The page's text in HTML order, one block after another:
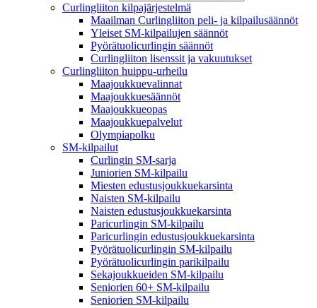
Curlingliiton kilpajärjestelmä
Maailman Curlingliiton peli- ja kilpailusäännöt
Yleiset SM-kilpailujen säännöt
Pyörätuolicurlingin säännöt
Curlingliiton lisenssit ja vakuutukset
Curlingliiton huippu-urheilu
Maajoukkuevalinnat
Maajoukkuesäännöt
Maajoukkueopas
Maajoukkuepalvelut
Olympiapolku
SM-kilpailut
Curlingin SM-sarja
Juniorien SM-kilpailu
Miesten edustusjoukkuekarsinta
Naisten SM-kilpailu
Naisten edustusjoukkuekarsinta
Paricurlingin SM-kilpailu
Paricurlingin edustusjoukkuekarsinta
Pyörätuolicurlingin SM-kilpailu
Pyörätuolicurlingin parikilpailu
Sekajoukkueiden SM-kilpailu
Seniorien 60+ SM-kilpailu
Seniorien SM-kilpailu